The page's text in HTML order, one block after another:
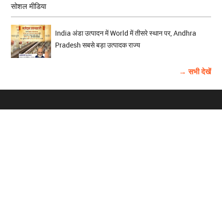
सोशल मीडिया
India अंडा उत्पादन में World में तीसरे स्थान पर, Andhra
Pradesh सबसे बड़ा उत्पादक राज्य
→ सभी देखें